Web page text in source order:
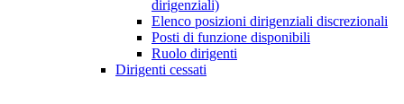
dirigenziali)
Elenco posizioni dirigenziali discrezionali
Posti di funzione disponibili
Ruolo dirigenti
Dirigenti cessati